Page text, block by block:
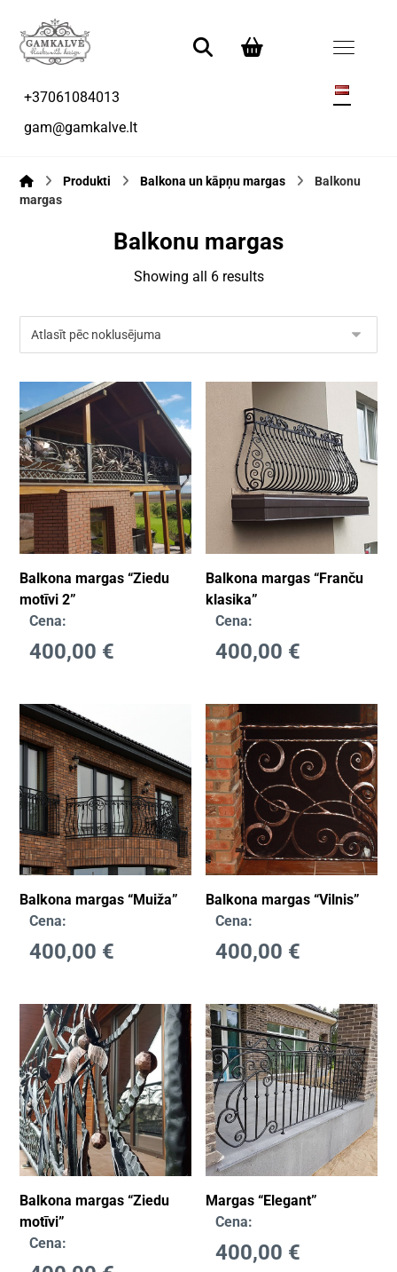
+37061084013
gam@gamkalve.lt
Produkti Balkona un kāpņu margas
Balkonu
margas
Balkonu margas
Showing all 6 results
Balkona margas “Ziedu
motīvi 2”
Cena:
400,00 €
Balkona margas “Franču
klasika”
Cena:
400,00 €
Balkona margas “Muiža”
Cena:
400,00 €
Balkona margas “Vilnis”
Cena:
400,00 €
Balkona margas “Ziedu
motīvi”
Cena:
Margas “Elegant”
Cena:
400,00 €